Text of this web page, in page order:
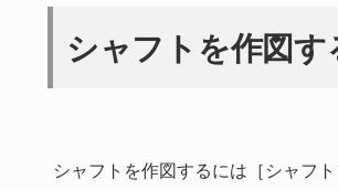
シャフトを作図す
シャフトを作図するには［シャフ